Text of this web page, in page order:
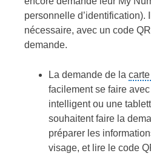
personnelle d’identification).
nécessaire, avec un code
demande.
La demande de la
facilement se faire
intelligent ou une
souhaitent faire la
préparer les
visage, et lire le code